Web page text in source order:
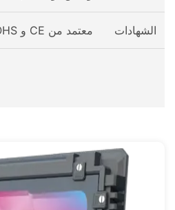
الشهادات معتمد من CE و ROHS